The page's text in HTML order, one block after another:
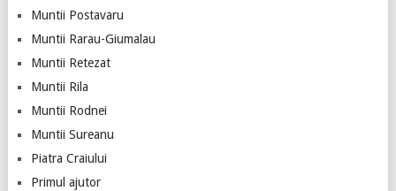
Muntii Postavaru
Muntii Rarau-Giumalau
Muntii Retezat
Muntii Rila
Muntii Rodnei
Muntii Sureanu
Piatra Craiului
Primul ajutor